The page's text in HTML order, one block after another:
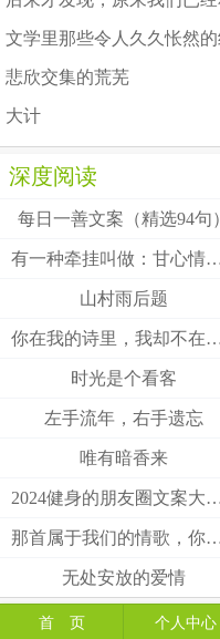
文学里那些令人久久怅然
悲欣交集的荒芜
大计
深度阅读
每日一善文案（精选94句）
有一种牵挂叫做：甘心情愿！
山村雨后题
你在我的诗里，我却不在你的梦里
时光是个看客
左手流年，右手遗忘
唯有暗香来
2024健身的朋友圈文案大全(精选49句)
那首属于我们的情歌，你把结局唱给了谁
无处安放的爱情
首 页 个人中心